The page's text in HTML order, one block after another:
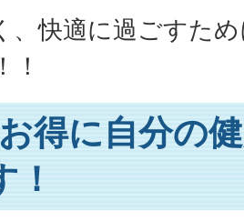
、快適に過ごすた
！
得に自分の